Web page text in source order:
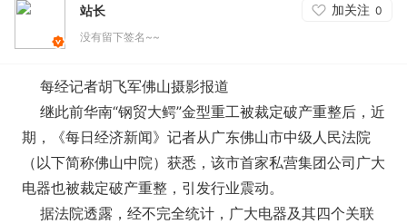
站长 加关注 0
没有留下签名~~
每经记者胡飞军佛山摄影报道
继此前华南“钢贸大鳄”金型重工被裁定破产重整后，近
期，《每日经济新闻》记者从广东佛山市中级人民法院
（以下简称佛山中院）获悉，该市首家私营集团公司广大
电器也被裁定破产重整，引发行业震动。
据法院透露，经不完全统计，广大电器及其四个关联